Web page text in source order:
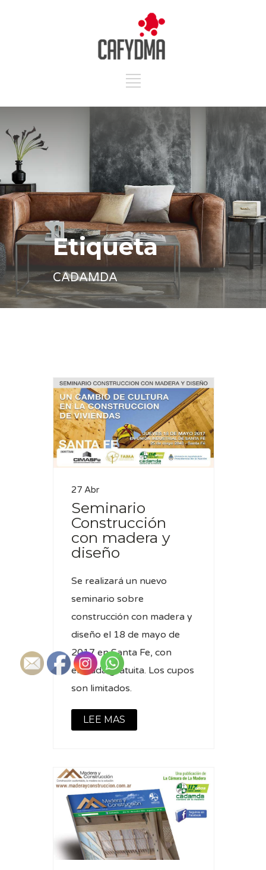
Etiqueta
CADAMDA
27 Abr
Seminario
Construcción
con madera y
diseño
Se realizará un nuevo
seminario sobre
construcción con madera y
diseño el 18 de mayo de
2017 en Santa Fe, con
entrada gratuita. Los cupos
son limitados.
LEE MAS